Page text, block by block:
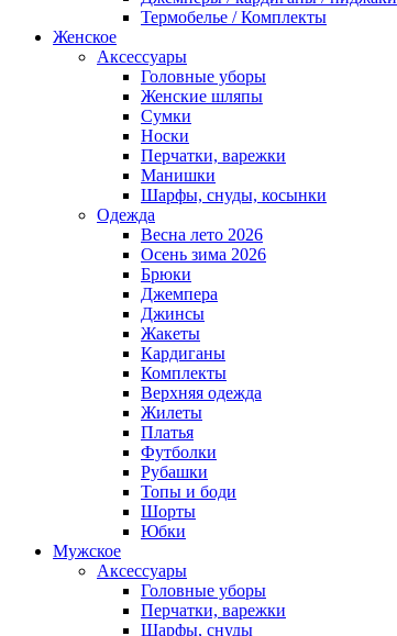
Термобелье / Комплекты
Женское
Аксессуары
Головные уборы
Женские шляпы
Сумки
Носки
Перчатки, варежки
Манишки
Шарфы, снуды, косынки
Одежда
Весна лето 2026
Осень зима 2026
Брюки
Джемпера
Джинсы
Жакеты
Кардиганы
Комплекты
Верхняя одежда
Жилеты
Платья
Футболки
Рубашки
Топы и боди
Шорты
Юбки
Мужское
Аксессуары
Головные уборы
Перчатки, варежки
Шарфы, снуды